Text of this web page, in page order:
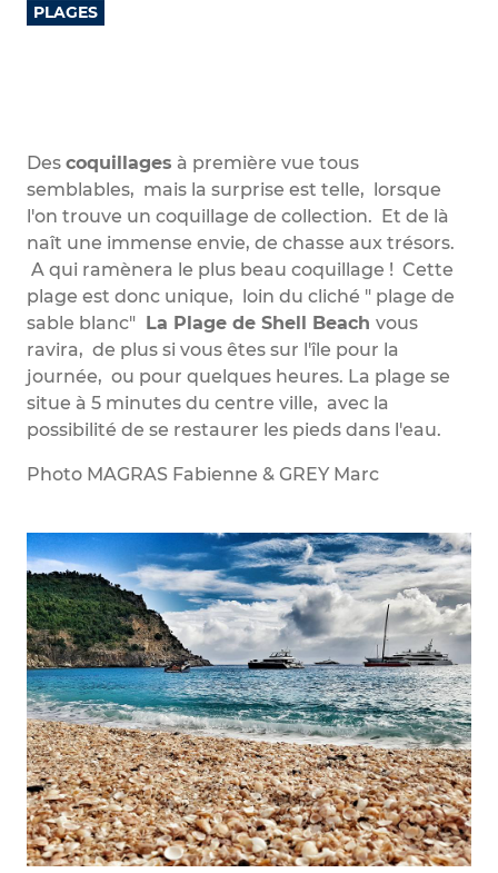
PLAGES
Des coquillages à première vue tous
semblables, mais la surprise est telle, lorsque
l'on trouve un coquillage de collection. Et de là
naît une immense envie, de chasse aux trésors.
A qui ramènera le plus beau coquillage ! Cette
plage est donc unique, loin du cliché " plage de
sable blanc" La Plage de Shell Beach vous
ravira, de plus si vous êtes sur l'île pour la
journée, ou pour quelques heures. La plage se
situe à 5 minutes du centre ville, avec la
possibilité de se restaurer les pieds dans l'eau.
Photo MAGRAS Fabienne & GREY Marc